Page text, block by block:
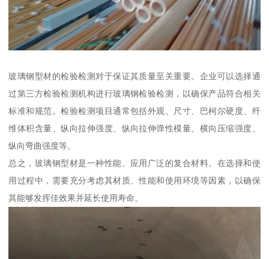
玻璃钢型材的检验检测对于保证其质量至关重要。企业可以选择通
过第三方检验检测机构进行玻璃钢检验检测，以确保产品符合相关
标准和规范。检验检测项目通常包括外观、尺寸、巴柯尔硬度、纤
维体积含量、纵向拉伸强度、纵向拉伸弹性模量、横向压缩强度、
纵向弯曲强度等。
总之，玻璃钢型材是一种性能、应用广泛的复合材料。在选择和使
用过程中，需要充分考虑其材质、性能和使用环境等因素，以确保
其能够发挥佳效果并延长使用寿命。